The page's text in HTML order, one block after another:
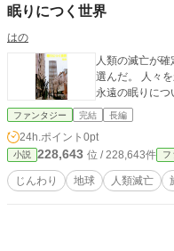
眠りにつく世界
はの
人類の滅亡が確定した世界。 人
選んだ。 人々を永遠に眠らせる『安眠薬』を服用し、人類は
ファンタジー 完結 長編
24h.ポイント 0pt
小説 228,643 位 / 228,643件 フ
じんわり 地球 人類滅亡